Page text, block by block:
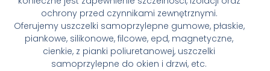
ochrony przed czynnikami zewnętrznymi.
Oferujemy uszczelki samoprzylepne gumowe, płaskie,
piankowe, silikonowe, filcowe, epd, magnetyczne,
cienkie, z pianki poliuretanowej, uszczelki
samoprzylepne do okien i drzwi, etc.